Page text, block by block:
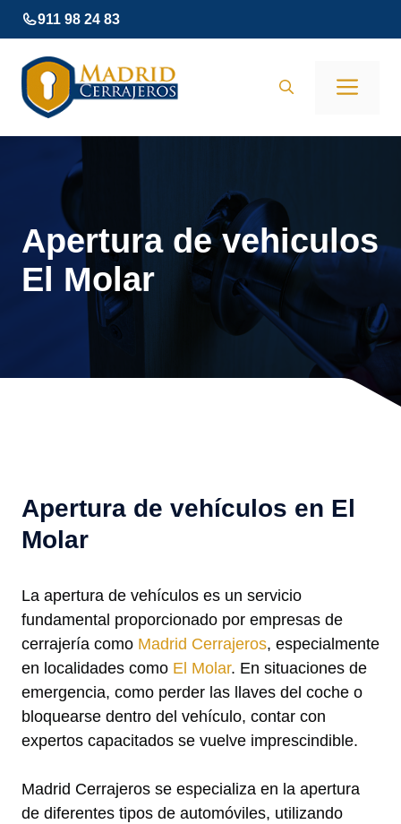
Saltar
al
contenido
911 98 24 83
Apertura de vehiculos
El Molar
Apertura de vehículos en El
Molar
La apertura de vehículos es un servicio
fundamental proporcionado por empresas de
cerrajería como Madrid Cerrajeros, especialmente
en localidades como El Molar. En situaciones de
emergencia, como perder las llaves del coche o
bloquearse dentro del vehículo, contar con
expertos capacitados se vuelve imprescindible.
Madrid Cerrajeros se especializa en la apertura
de diferentes tipos de automóviles, utilizando